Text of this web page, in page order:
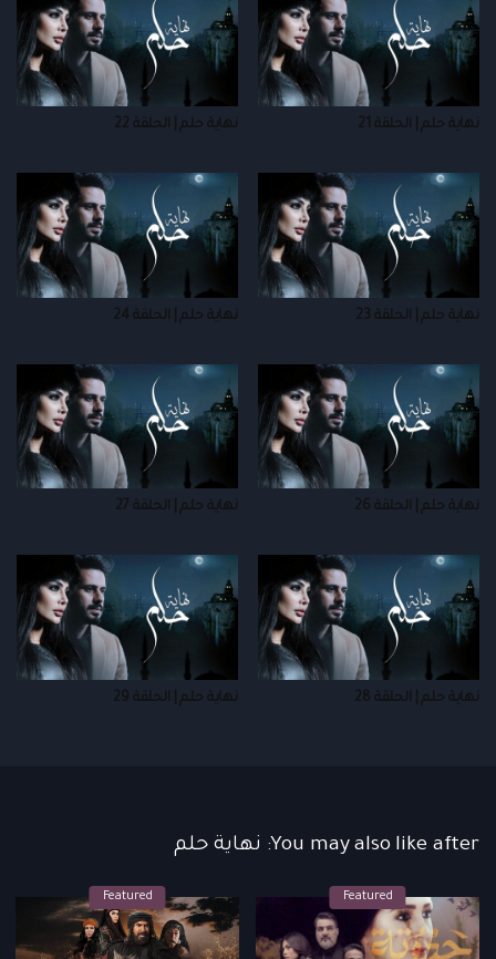
نهاية حلم | الحلقة 21 نهاية حلم | الحلقة 22
نهاية حلم | الحلقة 23 نهاية حلم | الحلقة 24
نهاية حلم | الحلقة 26 نهاية حلم | الحلقة 27
نهاية حلم | الحلقة 28 نهاية حلم | الحلقة 29
You may also like after: نهاية حلم
Featured Featured